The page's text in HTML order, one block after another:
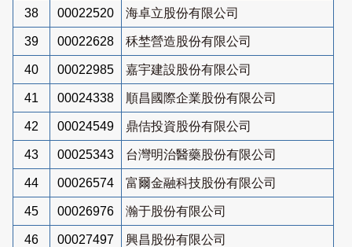
38 00022520 海卓立股份有限公司
39 00022628 秝埜營造股份有限公司
40 00022985 嘉宇建設股份有限公司
41 00024338 順昌國際企業股份有限公司
42 00024549 鼎佶投資股份有限公司
43 00025343 台灣明治醫藥股份有限公司
44 00026574 富爾金融科技股份有限公司
45 00026976 瀚于股份有限公司
46 00027497 興昌股份有限公司